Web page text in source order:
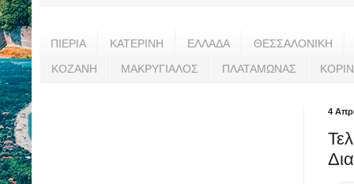
ΠΙΕΡΙΑ ΚΑΤΕΡΙΝΗ ΕΛΛΑΔΑ ΘΕΣΣΑΛΟΝΙΚΗ
ΚΟΖΑΝΗ ΜΑΚΡΥΓΙΑΛΟΣ ΠΛΑΤΑΜΩΝΑΣ
4